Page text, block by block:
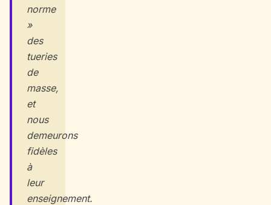
norme
»
des
tueries
de
masse,
et
nous
demeurons
fidèles
à
leur
enseignement.